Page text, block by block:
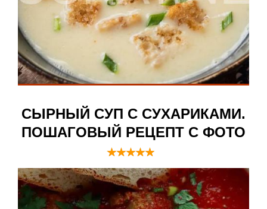
СЫРНЫЙ СУП С СУХАРИКАМИ.
ПОШАГОВЫЙ РЕЦЕПТ С ФОТО